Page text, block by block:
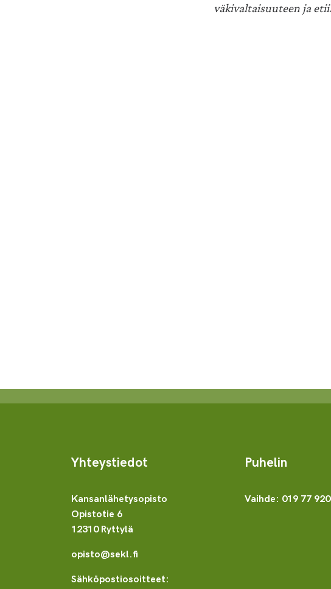
väkivaltaisuuteen ja
Yhteystiedot
Kansanlähetysopisto
Opistotie 6
12310 Ryttylä
opisto@sekl.fi
Sähköpostiosoitteet:
Puhelin
Vaihde: 019 77 920